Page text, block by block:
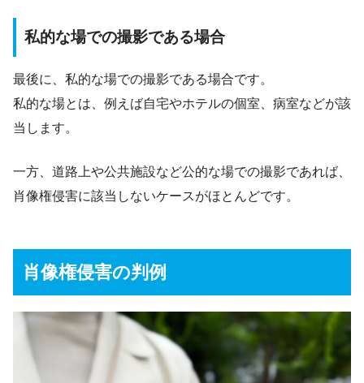
私的な場での撮影である場合
最後に、私的な場での撮影である場合です。
私的な場とは、例えば自宅やホテルの個室、病室などが該
当します。
一方、道路上や公共施設など公的な場での撮影であれば、
肖像権侵害に該当しないケースがほとんどです。
肖像権侵害の判例